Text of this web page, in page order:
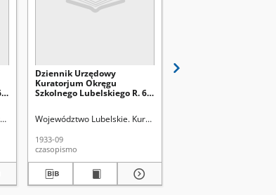
Okręgu Szkolnego
Dziennik Urzędowy
Kuratorjum Okręgu
Szkolnego Lubelskiego R. 6,
Województwo Lubelskie. Kuratorium Okręgu Szkolnego
1933-09
czasopismo